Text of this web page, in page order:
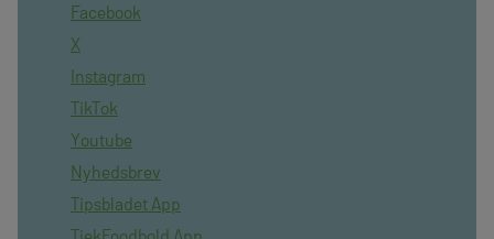
Facebook
X
Instagram
TikTok
Youtube
Nyhedsbrev
Tipsbladet App